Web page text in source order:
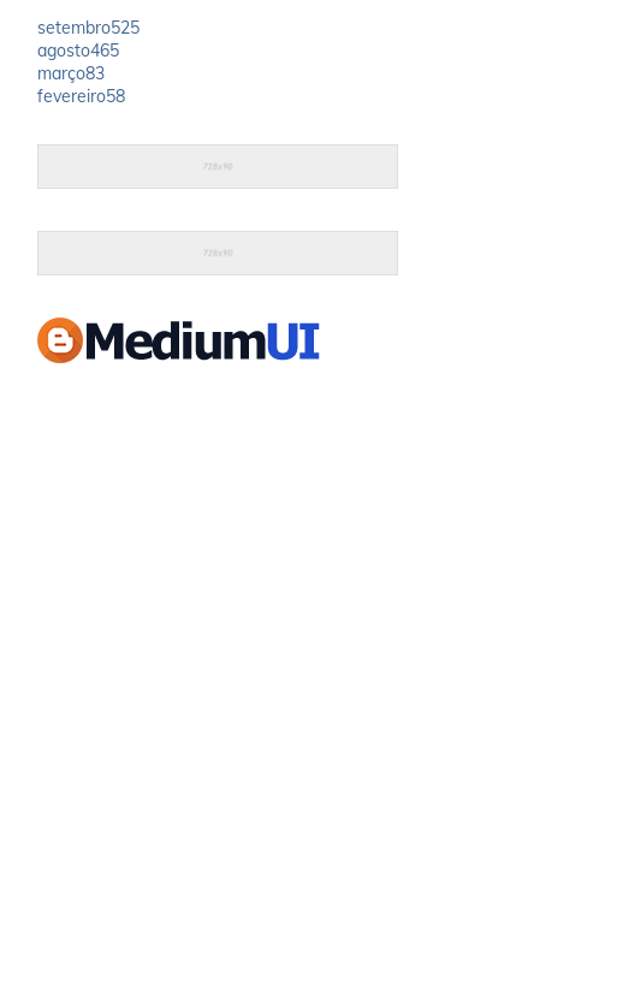
setembro525
agosto465
março83
fevereiro58